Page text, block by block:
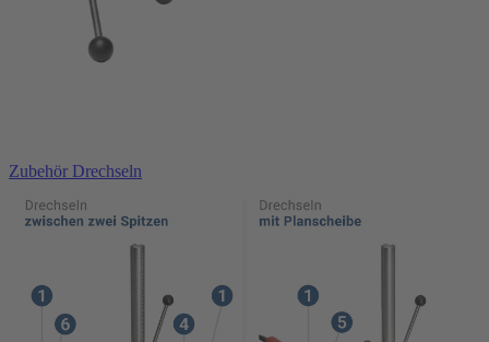
Zubehör Drechseln